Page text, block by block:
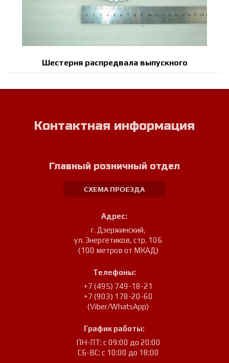
Шестерня распредвала выпускного
Контактная информация
Главный розничный отдел
СХЕМА ПРОЕЗДА
Адрес:
г. Дзержинский,
ул. Энергетиков, стр. 10Б
(100 метров от МКАД)
Телефоны:
+7 (495) 749-18-21
+7 (903) 178-20-60
(Viber/WhatsApp)
График работы:
ПН-ПТ: с 09:00 до 20:00
СБ-ВС: с 10:00 до 18:00